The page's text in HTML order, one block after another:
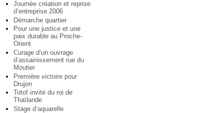
Journée création et reprise
d’entreprise 2006
Démarche quartier
Pour une justice et une
paix durable au Proche-
Orient
Curage d’un ouvrage
d’assainissement rue du
Moutier
Première victoire pour
Drujon
Totof invité du roi de
Thaïlande
Stage d’aquarelle